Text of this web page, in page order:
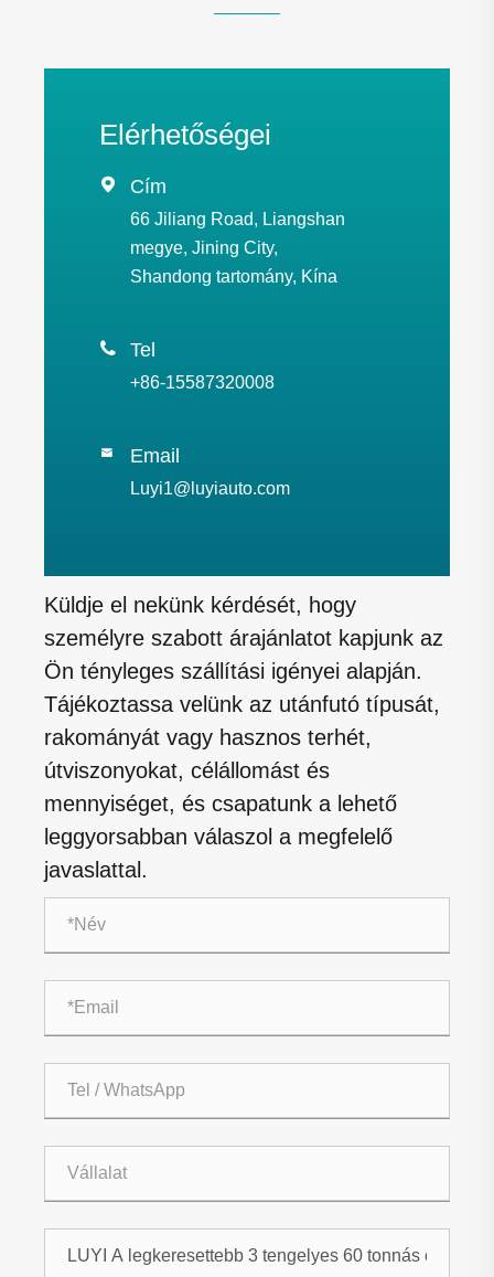
Elérhetőségei
 Cím
66 Jiliang Road, Liangshan
megye, Jining City,
Shandong tartomány, Kína
 Tel
+86-15587320008
 Email
Luyi1@luyiauto.com
Küldje el nekünk kérdését, hogy
személyre szabott árajánlatot kapjunk az
Ön tényleges szállítási igényei alapján.
Tájékoztassa velünk az utánfutó típusát,
rakományát vagy hasznos terhét,
útviszonyokat, célállomást és
mennyiséget, és csapatunk a lehető
leggyorsabban válaszol a megfelelő
javaslattal.